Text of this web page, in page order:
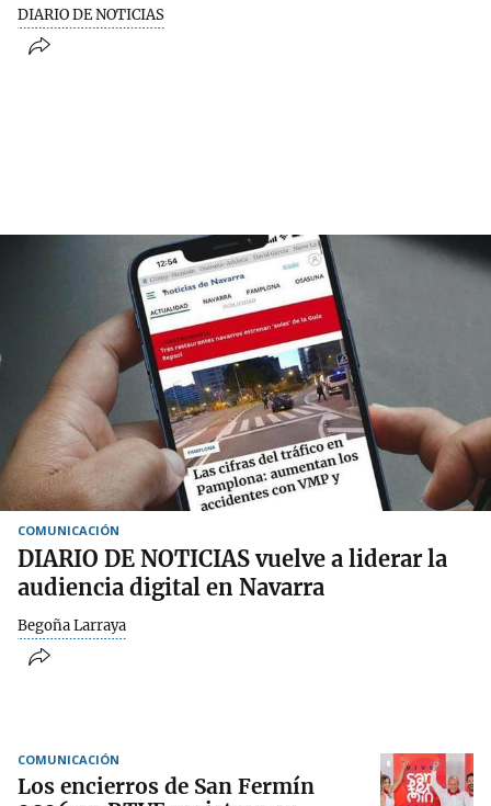
DIARIO DE NOTICIAS
COMUNICACIÓN
DIARIO DE NOTICIAS vuelve a liderar la
audiencia digital en Navarra
Begoña Larraya
COMUNICACIÓN
Los encierros de San Fermín